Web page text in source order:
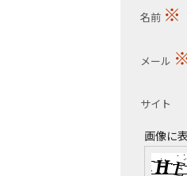
名前 ※
メール
サイト
画像に